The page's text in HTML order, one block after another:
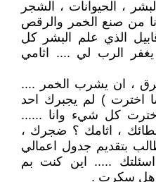
، الحيوانات ، الشجر
من صنع الخمر والرقص
الذي علم البشر كل
الرب لي .... اثامي
، ان يشرب الخمر ....
اخترت ) لم يجبرك احد
كل شيء وانا ......
، اثامك ؟ ضجرك ،
بتقديم جدول اعمالي
..... اين كنت بم
هل سكرت .